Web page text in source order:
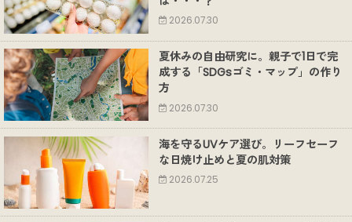
2026.07.30
夏休みの自由研究に。親子で1日で完
成する「SDGsゴミ・マップ」の作り
方
2026.07.30
海を守るUVケア選び。リーフセーフ
な日焼け止めと夏の肌対策
2026.07.25